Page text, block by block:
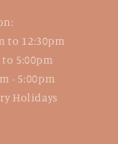
to 12:30pm
5:00pm
- 5:00pm
Holidays